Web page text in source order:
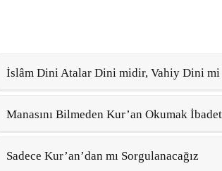
İslâm Dini Atalar Dini midir, Vahiy Dini mi
Manasını Bilmeden Kur’an Okumak
Sadece Kur’an’dan mı Sorgulanacağız